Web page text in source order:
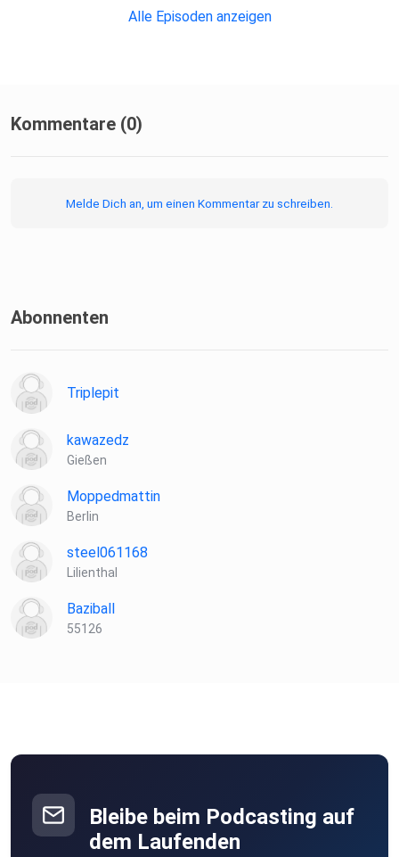
Instagram @carinaexmachina
Alle Episoden anzeigen
Kommentare (0)
Melde Dich an, um einen Kommentar zu schreiben.
Abonnenten
Triplepit
kawazedz
Gießen
Moppedmattin
Berlin
steel061168
Lilienthal
Baziball
55126
Bleibe beim Podcasting auf
dem Laufenden